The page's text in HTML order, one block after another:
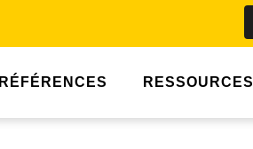
RÉFÉRENCES RESSOURCES